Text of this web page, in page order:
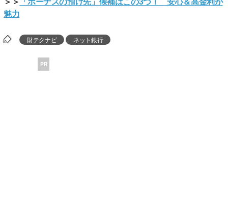
魅力
財テクナビ ネット銀行
PR